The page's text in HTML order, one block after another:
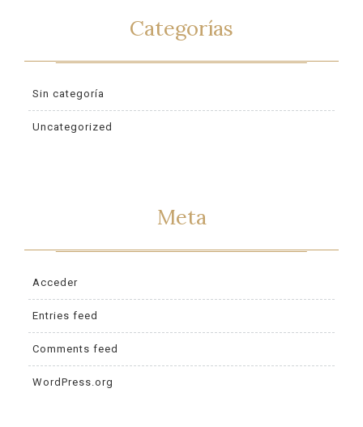
Categorías
Sin categoría
Uncategorized
Meta
Acceder
Entries feed
Comments feed
WordPress.org